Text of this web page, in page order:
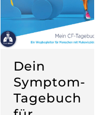
Dein
Symptom-
Tagebuch